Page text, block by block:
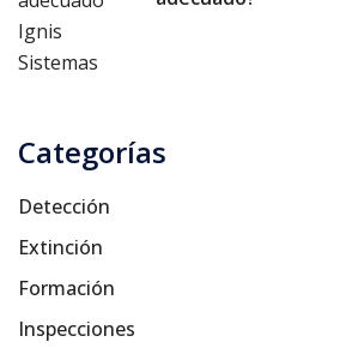
Categorías
Detección
Extinción
Formación
Inspecciones